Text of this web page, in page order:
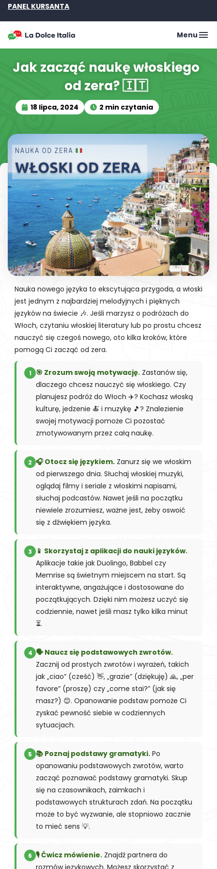
PANEL KURSANTA
Menu
Jak zacząć naukę włoskiego
od zera? 🇮🇹
18 lipca, 2024 2 min czytania
Nauka nowego języka to ekscytująca przygoda, a włoski
jest jednym z najbardziej melodyjnych i pięknych
języków na świecie 🎶. Jeśli marzysz o podróżach do
Włoch, czytaniu włoskiej literatury lub po prostu chcesz
nauczyć się czegoś nowego, oto kilka kroków, które
pomogą Ci zacząć od zera.
1 🎯 Zrozum swoją motywację. Zastanów się,
dlaczego chcesz nauczyć się włoskiego. Czy
planujesz podróż do Włoch ✈️? Kochasz włoską
kulturę, jedzenie 🍝 i muzykę 🎵? Znalezienie
swojej motywacji pomoże Ci pozostać
zmotywowanym przez całą naukę.
2 🎧 Otocz się językiem. Zanurz się we włoskim
od pierwszego dnia. Słuchaj włoskiej muzyki,
oglądaj filmy i seriale z włoskimi napisami,
słuchaj podcastów. Nawet jeśli na początku
niewiele zrozumiesz, ważne jest, żeby oswoić
się z dźwiękiem języka.
3
📱 Skorzystaj z aplikacji do nauki języków.
Aplikacje takie jak Duolingo, Babbel czy
Memrise są świetnym miejscem na start. Są
interaktywne, angażujące i dostosowane do
początkujących. Dzięki nim możesz uczyć się
codziennie, nawet jeśli masz tylko kilka minut
⏳.
4 🗣️ Naucz się podstawowych zwrotów.
Zacznij od prostych zwrotów i wyrażeń, takich
jak „ciao” (cześć) 👋, „grazie” (dziękuję) 🙏, „per
favore” (proszę) czy „come stai?” (jak się
masz?) 😊. Opanowanie podstaw pomoże Ci
zyskać pewność siebie w codziennych
sytuacjach.
5 📚 Poznaj podstawy gramatyki. Po
opanowaniu podstawowych zwrotów, warto
zacząć poznawać podstawy gramatyki. Skup
się na czasownikach, zaimkach i
podstawowych strukturach zdań. Na początku
może to być wyzwanie, ale stopniowo zacznie
to mieć sens 💡.
6 🎙️ Ćwicz mówienie. Znajdź partnera do